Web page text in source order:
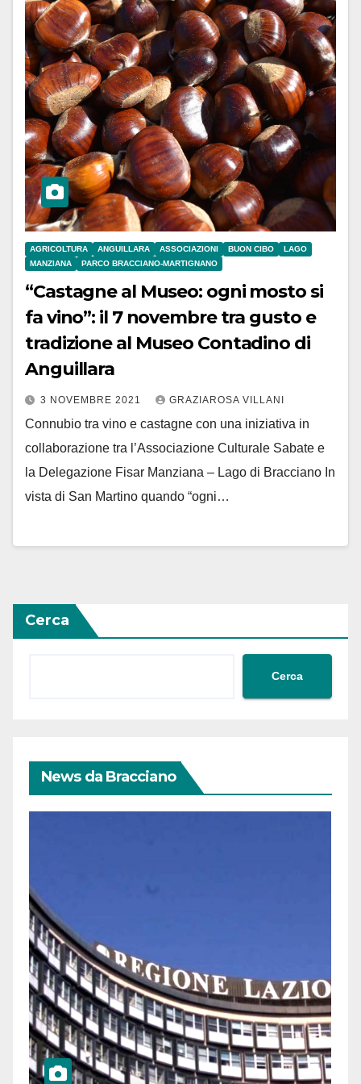
AGRICOLTURA ANGUILLARA ASSOCIAZIONI BUON CIBO
LAGO
MANZIANA
PARCO BRACCIANO-MARTIGNANO
“Castagne al Museo: ogni mosto si
fa vino”: il 7 novembre tra gusto e
tradizione al Museo Contadino di
Anguillara
3 NOVEMBRE 2021 GRAZIAROSA VILLANI
Connubio tra vino e castagne con una iniziativa in
collaborazione tra l’Associazione Culturale Sabate e
la Delegazione Fisar Manziana – Lago di Bracciano In
vista di San Martino quando “ogni…
Cerca
Cerca
News da Bracciano